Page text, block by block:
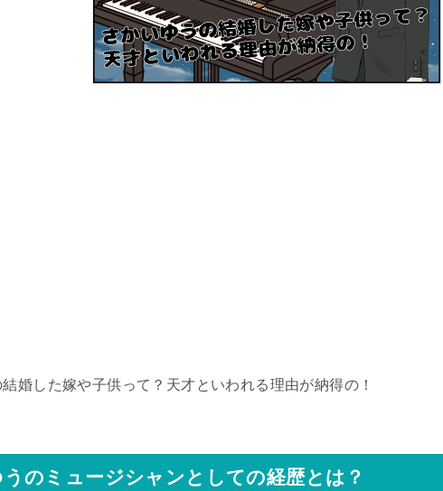
婚した嫁や子供って？天才といわれる理由が納得の！
のミュージシャンとしての経歴とは？